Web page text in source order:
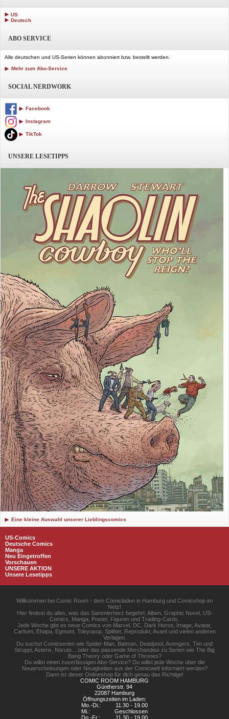
US
Deutsch
ABO SERVICE
Alle deutschen und US-Serien können abonniert bzw. bestellt werden.
Mehr zum Abo-Service
SOCIAL NERDWORK
Facebook
Instagram
TikTok
UNSERE LESETIPPS
Eine kleine Auswahl unserer Lieblingscomics
US-Comics
Deutsche Comics
Manga
Neu Eingetroffen
Vorschauen
UNSERE AKTION
Unsere Lesetipps
Willkommen bei Comic Room - dem Comicladen in Hamburg und Comicshop im
Netz!
Hier findest du alles, was das Sammlerherz begehrt: Alben, Graphic Novel, US-
Comics, Manga, Poster, Figuren und Trading-Cards.
Jede Woche gibt es neue Comics von Marvel, DC, Dark Horse, Image, Avatar,
Carlsen, Ehapa, Egmont, Tokyopop, Splitter, Reprodukt, Avant und vielen anderen
Verlagen.
Du suchst Comicserien wie Spider-Man, Batman, Deadpool, Avengers, Tim und
Struppi, Asterix, Naruto... oder das passende Merchandise zu Serien wie The Big
Bang Theory oder Game of Thrones?
Du willst einen zuverlässigen Abo-Service? Du willst jede Woche über die
Neuerscheinungen oder Neuigkeiten aus der Comicwelt informiert werden?
Dann ist dieser Onlineshop für dich genau das Richtige!
COMIC ROOM HAMBURG
Güntherstr. 94
22087 Hamburg
Öffnungszeiten im Laden:
Mo.-Di.:
11.30 - 19.00
Mi.:
Geschlossen
Do.-Fr.:
11.30 - 19.00